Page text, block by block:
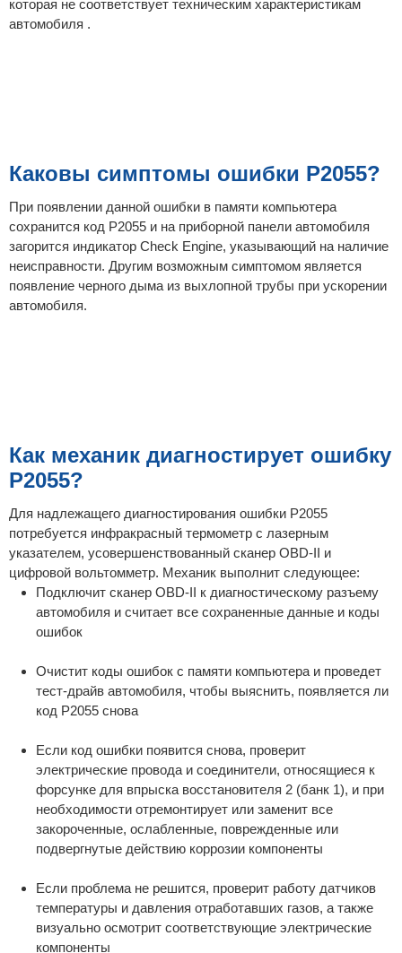
которая не соответствует техническим характеристикам
автомобиля .
Каковы симптомы ошибки P2055?
При появлении данной ошибки в памяти компьютера
сохранится код P2055 и на приборной панели автомобиля
загорится индикатор Check Engine, указывающий на наличие
неисправности. Другим возможным симптомом является
появление черного дыма из выхлопной трубы при ускорении
автомобиля.
Как механик диагностирует ошибку
P2055?
Для надлежащего диагностирования ошибки P2055
потребуется инфракрасный термометр с лазерным
указателем, усовершенствованный сканер OBD-II и
цифровой вольтомметр. Механик выполнит следующее:
Подключит сканер OBD-II к диагностическому разъему
автомобиля и считает все сохраненные данные и коды
ошибок
Очистит коды ошибок с памяти компьютера и проведет
тест-драйв автомобиля, чтобы выяснить, появляется ли
код P2055 снова
Если код ошибки появится снова, проверит
электрические провода и соединители, относящиеся к
форсунке для впрыска восстановителя 2 (банк 1), и при
необходимости отремонтирует или заменит все
закороченные, ослабленные, поврежденные или
подвергнутые действию коррозии компоненты
Если проблема не решится, проверит работу датчиков
температуры и давления отработавших газов, а также
визуально осмотрит соответствующие электрические
компоненты